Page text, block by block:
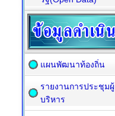
แผนพัฒนาท้องถิ่น
รายงานการประชุมผู้
บริหาร